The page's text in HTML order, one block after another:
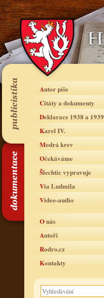
Autor píše
Citáty a dokumenty
Deklarace 1938 a 1939
Karel IV.
Modrá krev
Očekáváme
Šlechtic vypravuje
Via Ludmila
Video-audio
O nás
Autoři
Rodro.cz
Kontakty